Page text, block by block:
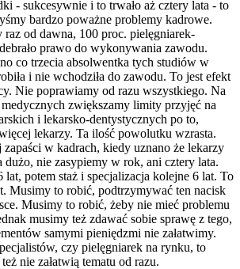
- sukcesywnie i to trwało aż cztery lata - to
bardzo poważne problemy kadrowe.
raz od dawna, 100 proc. pielęgniarek-
prawo do wykonywania zawodu.
co trzecia absolwentka tych studiów w
i nie wchodziła do zawodu. To jest efekt
Nie poprawiamy od razu wszystkiego. Na
zwiększamy limity przyjęć na
i lekarsko-dentystycznych po to,
lekarzy. Ta ilość powolutku wzrasta.
w kadrach, kiedy uznano że lekarzy
dużo, nie zasypiemy w rok, ani cztery lata.
lat, potem staż i specjalizacja kolejne 6 lat. To
Musimy to robić, podtrzymywać ten nacisk
Musimy to robić, żeby nie mieć problemu
musimy też zdawać sobie sprawę z tego,
samymi pieniędzmi nie załatwimy.
czy pielęgniarek na rynku, to
nie załatwią tematu od razu.